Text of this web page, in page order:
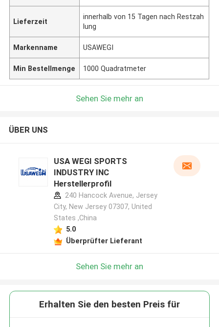
Lieferzeit
innerhalb von 15 Tagen nach Restzah
lung
Markenname USAWEGI
Min Bestellmenge 1000 Quadratmeter
Sehen Sie mehr an
ÜBER UNS
USA WEGI SPORTS
INDUSTRY INC
Herstellerprofil
240 Hancock Avenue, Jersey
City, New Jersey 07307, United
States ,China
5.0
Überprüfter Lieferant
Sehen Sie mehr an
Erhalten Sie den besten Preis für